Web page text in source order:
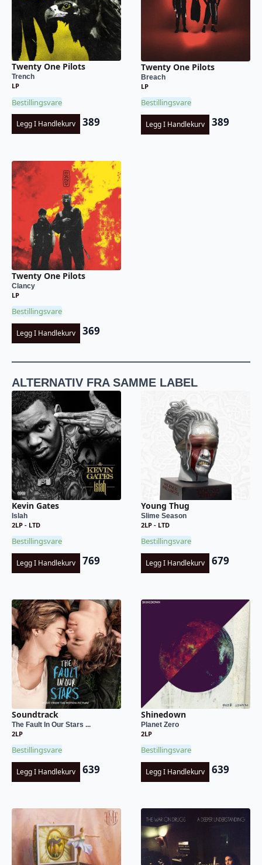
Twenty One Pilots
Trench
LP
Bestillingsvare
Legg I Handlekurv 389
Twenty One Pilots
Breach
LP
Bestillingsvare
Legg I Handlekurv 389
Twenty One Pilots
Clancy
LP
Bestillingsvare
Legg I Handlekurv 369
ALTERNATIV FRA SAMME LABEL
Kevin Gates
Islah
2LP - LTD
Bestillingsvare
Legg I Handlekurv 769
Young Thug
Slime Season
2LP - LTD
Bestillingsvare
Legg I Handlekurv 679
Soundtrack
The Fault In Our Stars ...
2LP
Bestillingsvare
Legg I Handlekurv 639
Shinedown
Planet Zero
2LP
Bestillingsvare
Legg I Handlekurv 639